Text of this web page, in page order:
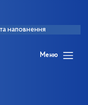
наповнення
Меню